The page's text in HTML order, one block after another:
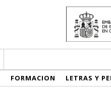
FORMACION LETRAS Y